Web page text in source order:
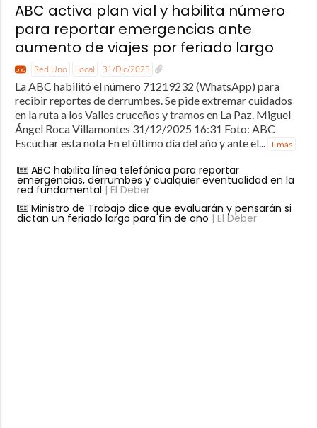
ABC activa plan vial y habilita número
para reportar emergencias ante
aumento de viajes por feriado largo
Red Uno Local 31/Dic/2025
La ABC habilitó el número 71219232 (WhatsApp) para
recibir reportes de derrumbes. Se pide extremar cuidados
en la ruta a los Valles cruceños y tramos en La Paz. Miguel
Ángel Roca Villamontes 31/12/2025 16:31 Foto: ABC
Escuchar esta nota En el último día del año y ante el... + más
ABC habilita línea telefónica para reportar
emergencias, derrumbes y cualquier eventualidad en la
red fundamental | El Deber
Ministro de Trabajo dice que evaluarán y pensarán si
dictan un feriado largo para fin de año | El Deber